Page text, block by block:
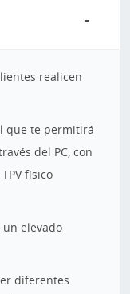
realicen
que te permitirá
del PC, con
físico
un elevado
diferentes